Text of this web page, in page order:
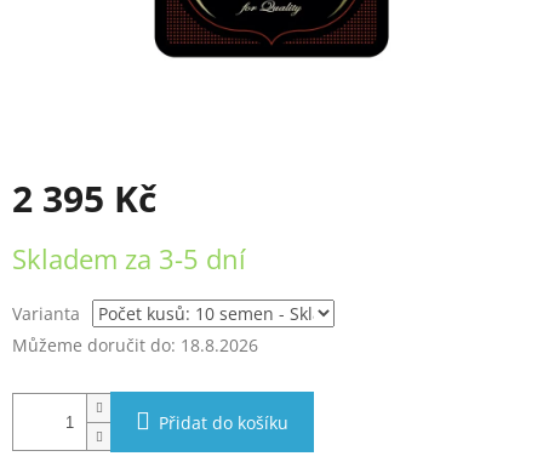
2 395 Kč
cena:
Skladem za 3-5 dní
Varianta
Můžeme doručit do: 18.8.2026
Přidat do košíku